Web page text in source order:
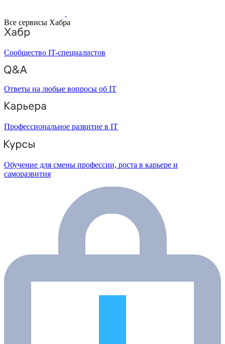
Все сервисы Хабра
Сообщество IT-специалистов
Ответы на любые вопросы об IT
Профессиональное развитие в IT
Обучение для смены профессии, роста в карьере и
саморазвития